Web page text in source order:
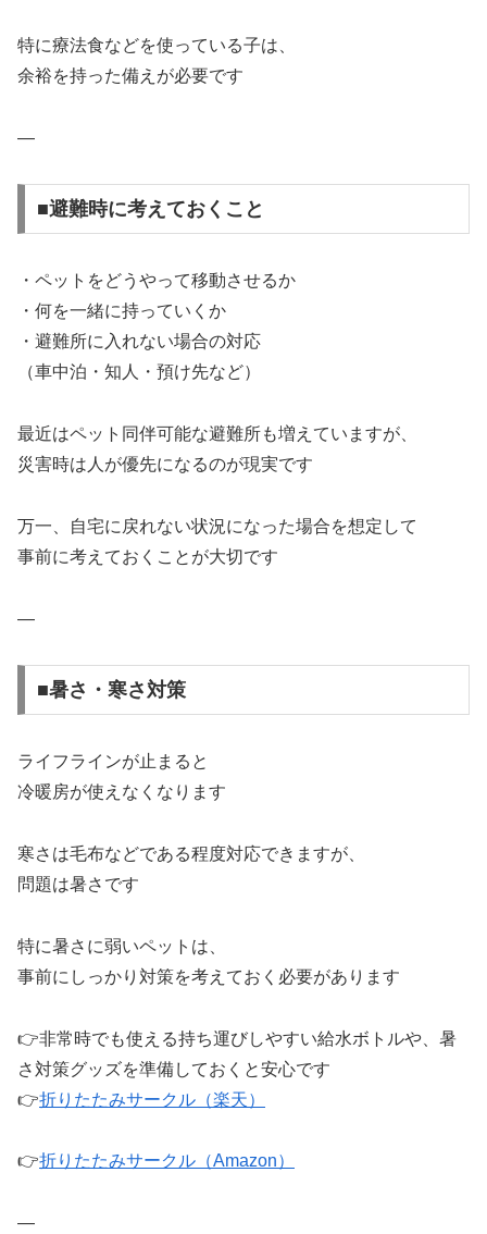
特に療法食などを使っている子は、
余裕を持った備えが必要です
—
■避難時に考えておくこと
・ペットをどうやって移動させるか
・何を一緒に持っていくか
・避難所に入れない場合の対応
（車中泊・知人・預け先など）
最近はペット同伴可能な避難所も増えていますが、
災害時は人が優先になるのが現実です
万一、自宅に戻れない状況になった場合を想定して
事前に考えておくことが大切です
—
■暑さ・寒さ対策
ライフラインが止まると
冷暖房が使えなくなります
寒さは毛布などである程度対応できますが、
問題は暑さです
特に暑さに弱いペットは、
事前にしっかり対策を考えておく必要があります
👉非常時でも使える持ち運びしやすい給水ボトルや、暑
さ対策グッズを準備しておくと安心です
👉折りたたみサークル（楽天）
👉折りたたみサークル（Amazon）
—